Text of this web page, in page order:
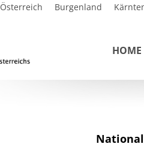
Österreich Burgenland
HOME